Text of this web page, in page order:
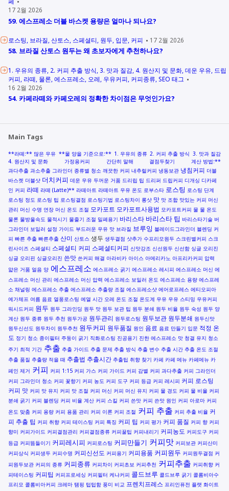
17 2월 2026
59. 에스프레소 더블 바스켓 용량은 얼마나 되나요?
로스팅 브라질 산토스 스페셜티 원두 입문 커피 17 2월 2026
58. 브라질 산토스 원두는 왜 초보자에게 추천하나요?
1. 우유의 종류 2. 커피 추출 방식 3. 맛과 질감 4. 원산지 및 문화 데운 우유 드립
커피 라떼 물론 에스프레소 오레 우유커피 커피종류 SEO 태그
16 2월 2026
54. 카페라떼와 카페오레의 정확한 차이점은 무엇인가요?
Main Tags
**라떼:** 많은 우유 **물 양을 기준으로:** 1. 우유의 종류 2. 커피 추출 방식 3. 맛과 질감
4. 원산지 및 문화
가정용커피 간단히 말해 결점두찾기
계산 방법:**
과다추출 과소추출 그라인더 종류별 청소 깨끗한 커피 내추럴커피 냉동보관 냉침커피 더블
바스켓 더블샷 더치커피 데운 우유 두꺼운 거품 드리립 팁 드리퍼 드립커피 디개싱 디카페
인 커피 라떼 라떼 (Latte)** 라떼아트 라떼아트 우유 온도 로부스타 로스팅 로스팅 단계
로스팅 정도 로스팅 팁 로스팅결점 로스팅기법 로스팅차이 롱샷 맛 맛 조합 맛있는 커피 머신
관리 머신 수명 연장 머신 온도 조절 모카포트 모카포트사용법 모카포트커피 물 물 온도
물론 물방울속도 물적시기 물줄기 조절 밀폐용기 바리스타 바리스타 팁 바리스타기술 버
그라인더 보일러 설정 가이드 부드러운 우유 맛 브라질 브루잉 블레이드그라인더 블렌딩 커
피 빠른 추출 빠른추출 산미 산토스 생두 생두결점 샷추가 수프리모원두 스크린별커피 스크
린사이즈 스페셜티 스페셜티 커피 스페셜티커피 신맛강조 신선원두 신선함 싱글 오리진
싱글 오리핀 싱글오리진 쓴맛 쓴커피 해결 아라비카 아이스 아메리카노 아프리카커피 압력
얇은 거품 얼음 양 에스프레소 에스프레소 굵기 에스프레소 레시피 에스프레소 머신 에
스프레소 머신 관리 에스프레소 머신 압력 에스프레소 보일러 온도 에스프레소 용량 에스프레
소 채널링 에스프레소 추출 에스프레소 추출량 조절 에스프레소샷 에어로프레스 에티오피아
예가체프 여름 음료 열풍로스팅 예열 시간 오레 온도 조절 온도계 우유 우유 스티밍 우유커피
워시드커피 원두 원두 그라인딩 원두 맛 원두 보관 팁 원두 분쇄 원두 비율 원두 숙성 원두 양
계산 원두 종류 원두 추천 원두가공 원두관리 원두로스팅 원두보관 원두분쇄 원두신맛
원두신선도 원두차이 원두추천 원두커피 원두품질 원인 음료 음료 만들기 입문 적정 온
도 정기 청소 종이필터 주둥이 굵기 직화로스팅 진공용기 진한 에스프레소 맛 청결 유지 청소
주기 최적 기간 추출 추출 가이드 추출 문제 추출 방식 추출 변수 추출 시간 추출 온도 조절
추출 품질 추출량 적을 때 추출법 추출시간 추출팁 취향 찾기 카페 카페 메뉴 카페메뉴 카
페인 제거 커피 커피 1:15 커피 가스 커피 가이드 커피 감별 커피 과다추출 커피 그라인더
커피 그라인더 청소 커피 꽃향기 커피 농도 커피 도구 커피 등급 커피 레시피 커피 로스팅
커피 맛 커피 맛 유지 커피 맛 조절 커피 머신 커피 머신 유지 커피 물 경도 커피 물 비율 커피
분쇄 굵기 커피 블렌딩 커피 비율 계산 커피 스킬 커피 쓴맛 커피 쓴맛 원인 커피 아로마 커피
온도 맞춤 커피 용량 커피 용품 관리 커피 이론 커피 조절 커피 추출 커피 추출 비율 커
피 추출 팁 커피 취향 커피 테이스팅 커피 특징 커피 팁 커피 평가 커피 품질 커피 향 커피
향미 커피가이드 커피결점관리 커피결점종류 커피꿀팁 커피내리기 커피농도 커피도구 커피
등급 커피뜸들이기 커피레시피 커피로스팅 커피만들기 커피맛 커피보관 커피산미
커피상식 커피생두 커피수명 커피신선도 커피용기 커피용품 커피원두 커피원두결점 커
피원두보관 커피의 종류 커피종류 커피차이 커피초보 커피추천 커피추출 커피취향 커
피테이스팅 커피팁 커피프로세싱 커피필터 케냐커피 콜드브루 콜드브루 굵기 콜롬비아수
프리모 콜롬비아커피 크레마 탬핑 텁텁함 풍미 비교 프렌치프레스 프리인퓨전 플랫 화이트